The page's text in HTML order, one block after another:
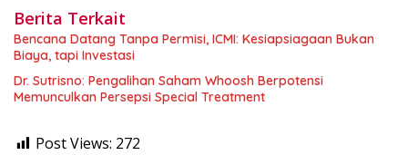
Berita Terkait
Bencana Datang Tanpa Permisi, ICMI: Kesiapsiagaan Bukan
Biaya, tapi Investasi
Dr. Sutrisno: Pengalihan Saham Whoosh Berpotensi
Memunculkan Persepsi Special Treatment
Post Views: 272